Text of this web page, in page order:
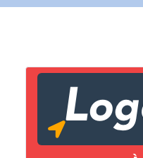
Lien vers
Copier lien